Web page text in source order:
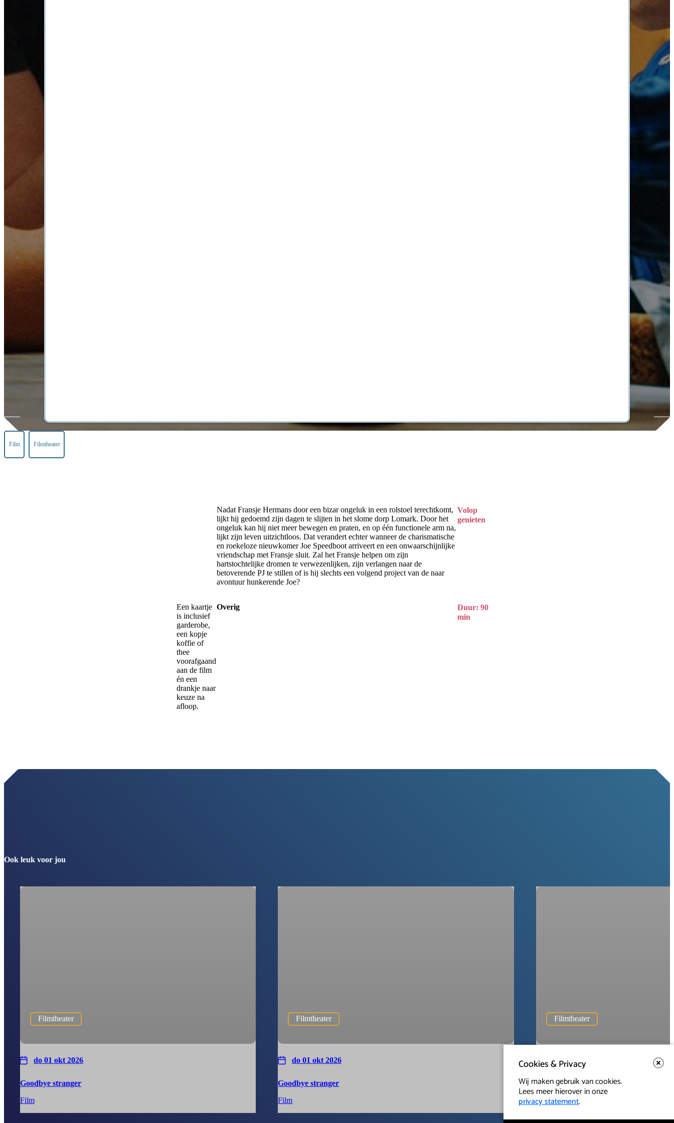
Cookies & Privacy
Wij maken gebruik van cookies.
Lees meer hierover in onze
privacy statement.
Film Filmtheater
Nadat Fransje Hermans door een bizar ongeluk in een rolstoel terechtkomt,
lijkt hij gedoemd zijn dagen te slijten in het slome dorp Lomark. Door het
ongeluk kan hij niet meer bewegen en praten, en op één functionele arm na,
lijkt zijn leven uitzichtloos. Dat verandert echter wanneer de charismatische
en roekeloze nieuwkomer Joe Speedboot arriveert en een onwaarschijnlijke
vriendschap met Fransje sluit. Zal het Fransje helpen om zijn
hartstochtelijke dromen te verwezenlijken, zijn verlangen naar de
betoverende PJ te stillen of is hij slechts een volgend project van de naar
avontuur hunkerende Joe?
Volop
genieten
Een kaartje
is inclusief
garderobe,
een kopje
koffie of
thee
voorafgaand
aan de film
én een
drankje naar
keuze na
afloop.
Overig
Duur: 90
min
Ook leuk voor jou
Filmtheater
do 01 okt 2026
Goodbye stranger
Film
Filmtheater
do 01 okt 2026
Goodbye stranger
Film
Filmtheater
ma 12 okt 2026
Just our heart
Film over de helende werking van rouw